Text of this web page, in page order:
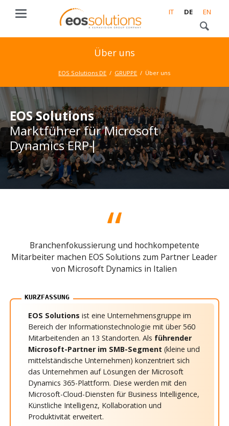
IT DE EN
Über uns
EOS Solutions DE GRUPPE Über uns
EOS Solutions
EOS Solutions
Marktführer für Microsoft
Dynamics ERP- und
Marktführer für Microsoft
Dynamics ERP- und CRM-
Businesslösungen
Branchenfokussierung und hochkompetente
Mitarbeiter machen EOS Solutions zum Partner Leader
von Microsoft Dynamics in Italien
EOS Solutions ist eine Unternehmensgruppe im
Bereich der Informationstechnologie mit über 560
Mitarbeitenden an 13 Standorten. Als führender
Microsoft-Partner im SMB-Segment (kleine und
mittelständische Unternehmen) konzentriert sich
das Unternehmen auf Lösungen der Microsoft
Dynamics 365-Plattform. Diese werden mit den
Microsoft-Cloud-Diensten für Business Intelligence,
Künstliche Intelligenz, Kollaboration und
Produktivität erweitert.